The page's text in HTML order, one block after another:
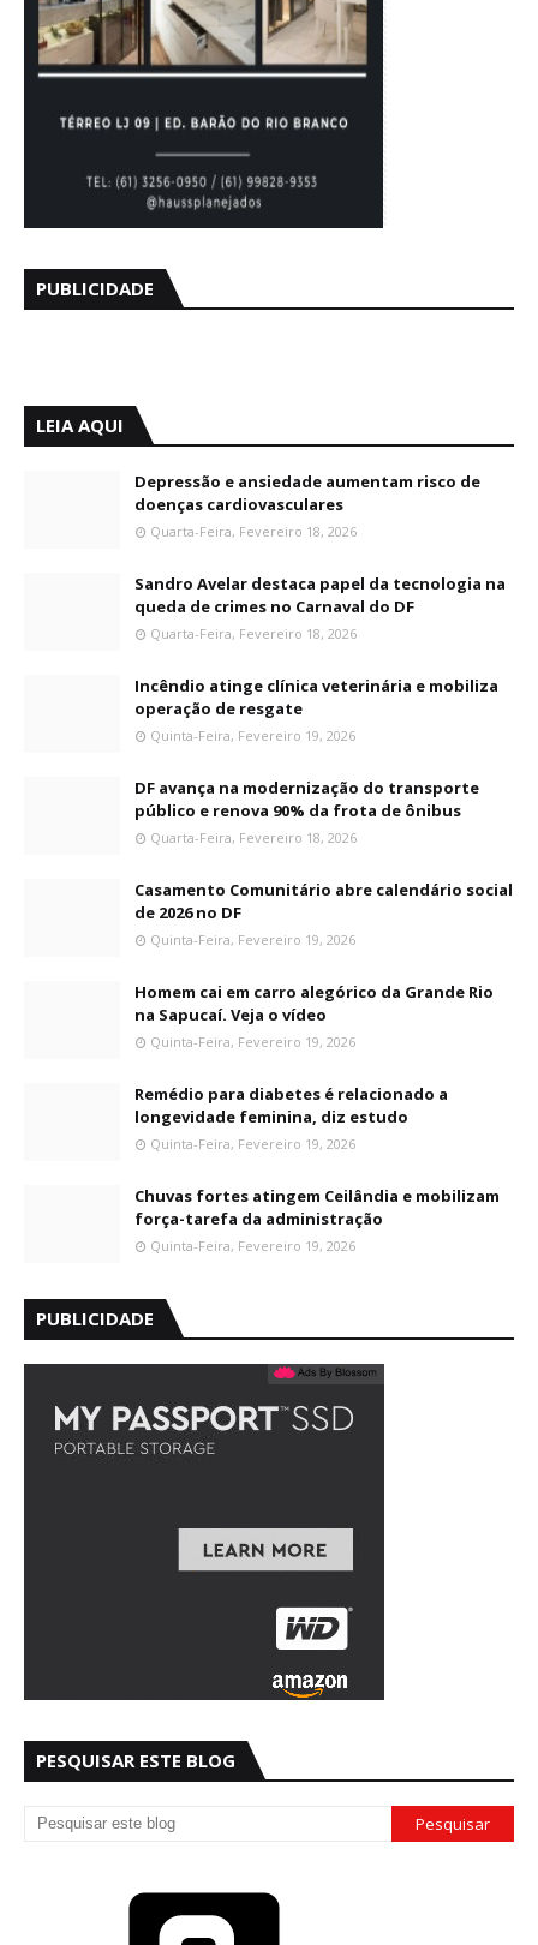
PUBLICIDADE
LEIA AQUI
Depressão e ansiedade aumentam risco de
doenças cardiovasculares
Quarta-Feira, Fevereiro 18, 2026
Sandro Avelar destaca papel da tecnologia na
queda de crimes no Carnaval do DF
Quarta-Feira, Fevereiro 18, 2026
Incêndio atinge clínica veterinária e mobiliza
operação de resgate
Quinta-Feira, Fevereiro 19, 2026
DF avança na modernização do transporte
público e renova 90% da frota de ônibus
Quarta-Feira, Fevereiro 18, 2026
Casamento Comunitário abre calendário social
de 2026 no DF
Quinta-Feira, Fevereiro 19, 2026
Homem cai em carro alegórico da Grande Rio
na Sapucaí. Veja o vídeo
Quinta-Feira, Fevereiro 19, 2026
Remédio para diabetes é relacionado a
longevidade feminina, diz estudo
Quinta-Feira, Fevereiro 19, 2026
Chuvas fortes atingem Ceilândia e mobilizam
força-tarefa da administração
Quinta-Feira, Fevereiro 19, 2026
PUBLICIDADE
PESQUISAR ESTE BLOG